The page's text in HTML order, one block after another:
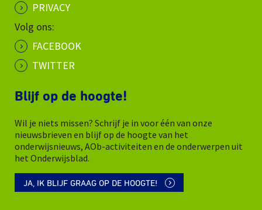
PRIVACY
Volg ons:
FACEBOOK
TWITTER
Blijf op de hoogte!
Wil je niets missen? Schrijf je in voor één van onze
nieuwsbrieven en blijf op de hoogte van het
onderwijsnieuws, AOb-activiteiten en de onderwerpen uit
het Onderwijsblad.
JA, IK BLIJF GRAAG OP DE HOOGTE!